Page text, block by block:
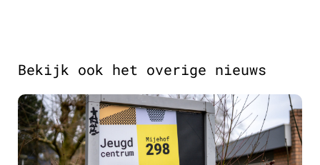
Bekijk ook het overige nieuws